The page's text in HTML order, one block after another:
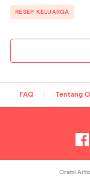
RESEP KELUARGA
FAQ Tentang
Orami